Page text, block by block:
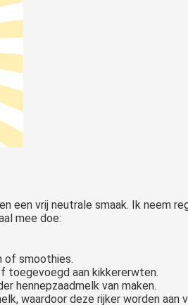
een vrij neutrale smaak. Ik neem
mee doe:
of smoothies.
toegevoegd aan kikkererwten.
hennepzaadmelk van maken.
waardoor deze rijker worden